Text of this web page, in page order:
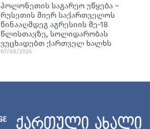
პოლონეთის საგარეო უწყება –
რუსეთის მიერ საქართველოს
წინააღმდეგ აგრესიის მე-18
წლისთავზე, სოლიდარობას
ვუცხადებთ ქართველ ხალხს
07/08/2026
ქართული ახალი